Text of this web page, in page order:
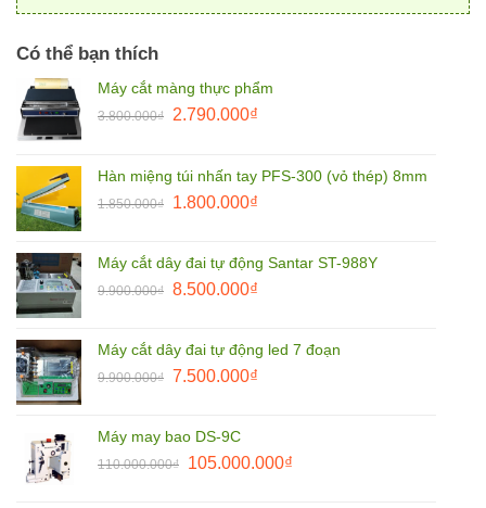
Có thể bạn thích
Máy cắt màng thực phẩm
3.800.000₫
Giá
3.800.000₫.
2.790.000₫Giá
là:
2.790.000₫.
Hàn miệng túi nhấn tay PFS-300 (vỏ thép) 8mm
1.850.000₫
Giá
1.850.000₫.
1.800.000₫Giá
là:
1.800.000₫.
Máy cắt dây đai tự động Santar ST-988Y
9.900.000₫ Giá
9.900.000₫.
8.500.000₫Giá
là:
8.500.000₫.
Máy cắt dây đai tự động led 7 đoạn
9.900.000₫ Giá
9.900.000₫.
7.500.000₫Giá
7.500.000₫.
Máy may bao DS-9C
110.000.000₫
Giá
105.000.000₫Giá